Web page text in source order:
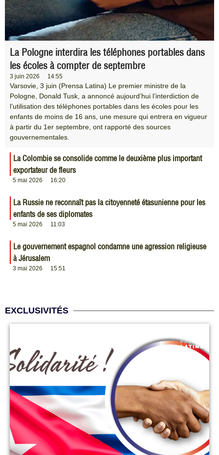
La Pologne interdira les téléphones portables dans
les écoles à compter de septembre
3 juin 2026 14:55
Varsovie, 3 juin (Prensa Latina) Le premier ministre de la
Pologne, Donald Tusk, a annoncé aujourd’hui l’interdiction de
l’utilisation des téléphones portables dans les écoles pour les
enfants de moins de 16 ans, une mesure qui entrera en vigueur
à partir du 1er septembre, ont rapporté des sources
gouvernementales.
La Colombie se consolide comme le deuxième plus important
exportateur de fleurs
5 mai 2026 16:20
La Russie ne reconnaît pas la citoyenneté étasunienne pour les
enfants de ses diplomates
5 mai 2026 11:03
Le gouvernement espagnol condamne une agression religieuse
à Jérusalem
3 mai 2026 15:51
EXCLUSIVITÉS